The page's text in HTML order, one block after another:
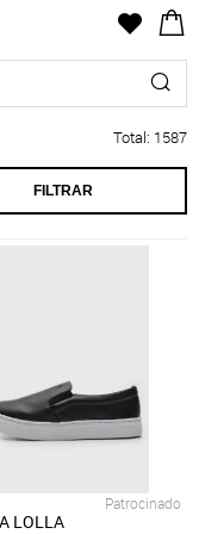
Total: 1587
FILTRAR
Patrocinado
LOLLA